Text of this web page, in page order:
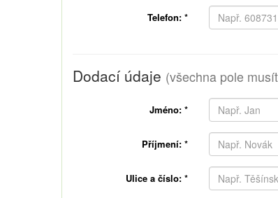
Telefon: *
Dodací údaje (všechna pole
Jméno: *
Příjmení: *
Ulice a číslo: *